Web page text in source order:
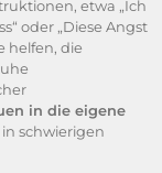
etwa „Ich
oder „Diese Angst
helfen, die
in die eigene
schwierigen